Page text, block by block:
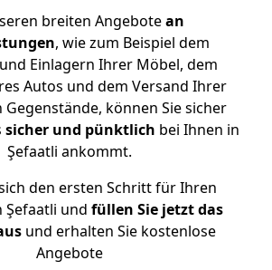
breiten Angebotean
, wie zum Beispiel dem
Einlagern Ihrer Möbel, dem
Autos und dem Versand Ihrer
können Sie sicher
sicher und pünktlich bei Ihnen in
Şefaatli ankommt.
den ersten Schritt für Ihren
Şefaatli und füllen Sie jetzt das
und erhalten Sie kostenlose
Angebote